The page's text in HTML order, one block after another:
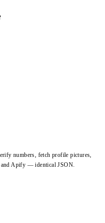
numbers, fetch profile pictures,
and Apify — identical JSON.